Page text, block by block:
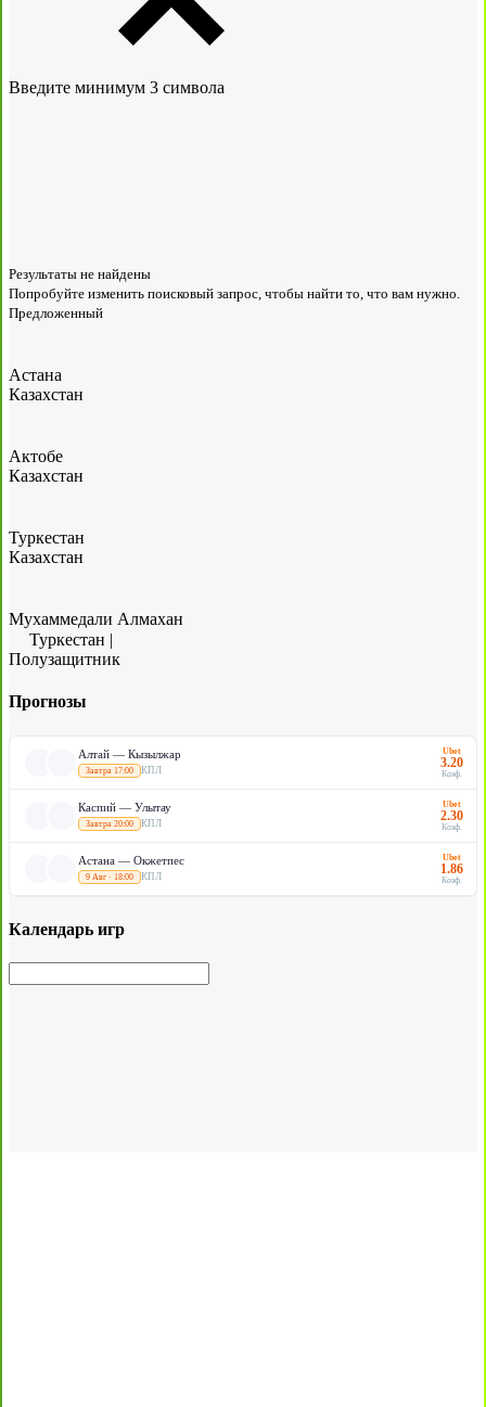
Введите минимум 3 символа
Результаты не найдены
Попробуйте изменить поисковый запрос, чтобы найти то, что вам нужно.
Предложенный
Астана
Казахстан
Актобе
Казахстан
Туркестан
Казахстан
Мухаммедали Алмахан
Туркестан |
Полузащитник
Прогнозы
Алтай — Кызылжар
Завтра 17:00 КПЛ
Ubet
3.20
Коэф.
Каспий — Улытау
Завтра 20:00 КПЛ
Ubet
2.30
Коэф.
Астана — Окжетпес
9 Авг · 18:00 КПЛ
Ubet
1.86
Коэф.
Календарь игр